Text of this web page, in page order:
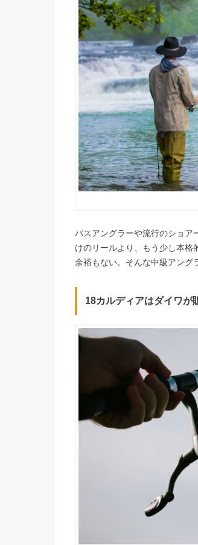
バスアングラーや流行のショア
けのリールより、もう少し本格
余裕もない。そんな中級アング
18カルディアはダイワが